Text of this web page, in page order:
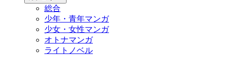
総合
少年・青年マンガ
少女・女性マンガ
オトナマンガ
ライトノベル